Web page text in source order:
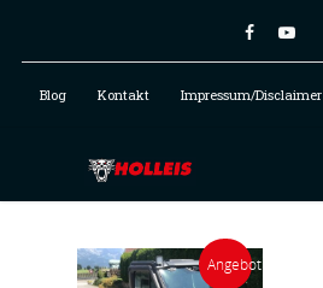
Blog Kontakt Impressum/Disclaimer
Angebot!